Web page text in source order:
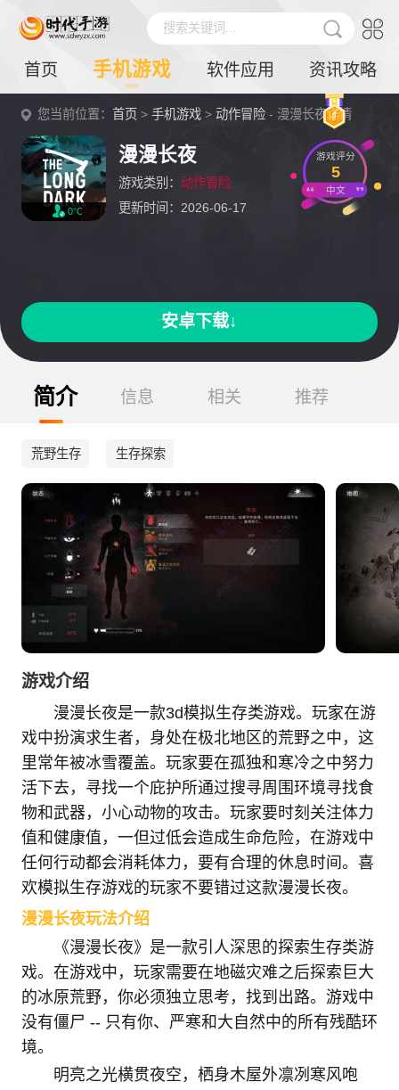
搜索关键词...
首页 手机游戏 软件应用 资讯攻略
您当前位置：首页 >手机游戏 >动作冒险 - 漫漫长夜详情
0℃
漫漫长夜
游戏类别： 动作冒险
更新时间：2026-06-17
游戏评分
5
中文
安卓下载↓
简介 信息 相关 推荐
荒野生存 生存探索
游戏介绍
漫漫长夜是一款3d模拟生存类游戏。玩家在游
戏中扮演求生者，身处在极北地区的荒野之中，这
里常年被冰雪覆盖。玩家要在孤独和寒冷之中努力
活下去，寻找一个庇护所通过搜寻周围环境寻找食
物和武器，小心动物的攻击。玩家要时刻关注体力
值和健康值，一但过低会造成生命危险，在游戏中
任何行动都会消耗体力，要有合理的休息时间。喜
欢模拟生存游戏的玩家不要错过这款漫漫长夜。
漫漫长夜玩法介绍
《漫漫长夜》是一款引人深思的探索生存类游
戏。在游戏中，玩家需要在地磁灾难之后探索巨大
的冰原荒野，你必须独立思考，找到出路。游戏中
没有僵尸 -- 只有你、严寒和大自然中的所有残酷环
境。
明亮之光横贯夜空，栖身木屋外凛冽寒风咆